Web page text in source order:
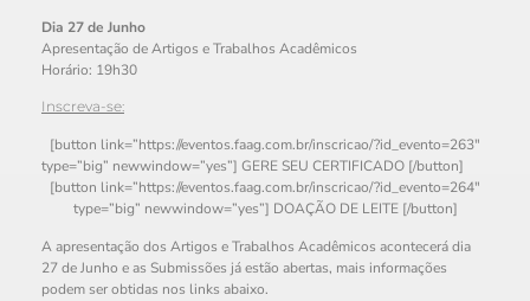
Dia 27 de Junho
Apresentação de Artigos e Trabalhos Acadêmicos
Horário: 19h30
Inscreva-se:
[button link=”https://eventos.faag.com.br/inscricao/?id_evento=263″
type=”big” newwindow=”yes”] GERE SEU CERTIFICADO [/button]
[button link=”https://eventos.faag.com.br/inscricao/?id_evento=264″
type=”big” newwindow=”yes”] DOAÇÃO DE LEITE [/button]
A apresentação dos Artigos e Trabalhos Acadêmicos acontecerá dia
27 de Junho e as Submissões já estão abertas, mais informações
podem ser obtidas nos links abaixo.